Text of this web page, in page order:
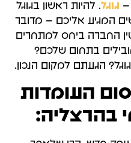
– גוגל. להיות ראשון בגוגל
המגיע אליכם – מדובר
החברה ביחס למתחרים
בתחום שלכם?
הגעתם למקום הנכון.
העומדות
בהרצליה: